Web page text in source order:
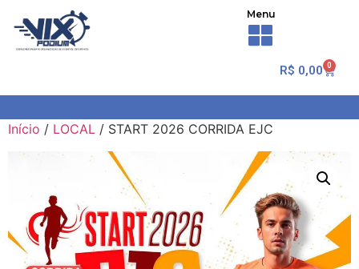
Menu
R$ 0,00 0
Início / LOCAL / START 2026 CORRIDA EJC